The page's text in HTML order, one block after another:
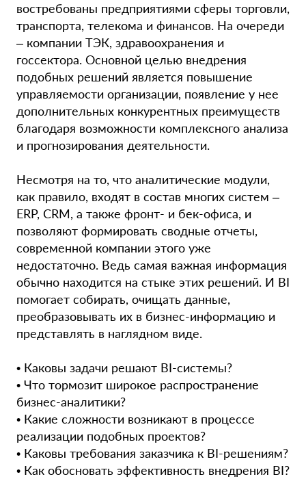
востребованы предприятиями сферы торговли,
транспорта, телекома и финансов. На очереди
– компании ТЭК, здравоохранения и
госсектора. Основной целью внедрения
подобных решений является повышение
управляемости организации, появление у нее
дополнительных конкурентных преимуществ
благодаря возможности комплексного анализа
и прогнозирования деятельности.
Несмотря на то, что аналитические модули,
как правило, входят в состав многих систем –
ERP, CRM, а также фронт- и бек-офиса, и
позволяют формировать сводные отчеты,
современной компании этого уже
недостаточно. Ведь самая важная информация
обычно находится на стыке этих решений. И BI
помогает собирать, очищать данные,
преобразовывать их в бизнес-информацию и
представлять в наглядном виде.
• Каковы задачи решают BI-системы?
• Что тормозит широкое распространение
бизнес-аналитики?
• Какие сложности возникают в процессе
реализации подобных проектов?
• Каковы требования заказчика к BI-решениям?
• Как обосновать эффективность внедрения BI?